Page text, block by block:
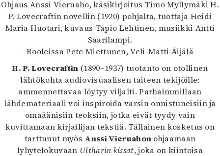
Näyttelyt
Musiikki
Levyt
Kuvataide
Kirjat
In English
Esitystaide
Arkisto
Lehdet
4/2026
2–3/2026
Ohjaus Anssi Vieruaho, käsikirjoitus Timo Myllymäki H.
P. Lovecraftin novellin (1920) pohjalta, tuottaja Heidi
Maria Huotari, kuvaus Tapio Lehtinen, musiikki Antti
Saarilampi.
Rooleissa Pete Miettunen, Veli-Matti Äijälä
H. P. Lovecraftin (1890–1937) tuotanto on otollinen
lähtökohta audiovisuaalisen taiteen tekijöille:
ammennettavaa löytyy viljalti. Parhaimmillaan
lähdemateriaali voi inspiroida varsin onnistuneisiin ja
omaäänisiin teoksiin, jotka eivät tyydy vain
kuvittamaan kirjailijan tekstiä. Tällainen kosketus on
tarttunut myös Anssi Vieruahon ohjaamaan
lyhytelokuvaan Ultharin kissat, joka on kiintoisa